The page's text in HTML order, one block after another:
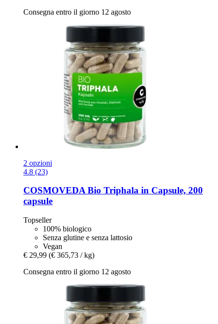
Consegna entro il giorno 12 agosto
2 opzioni
4.8 (23)
COSMOVEDABio Triphala in Capsule, 200
capsule
Topseller
100% biologico
Senza glutine e senza lattosio
Vegan
€ 29,99 (€ 365,73 / kg)
Consegna entro il giorno 12 agosto